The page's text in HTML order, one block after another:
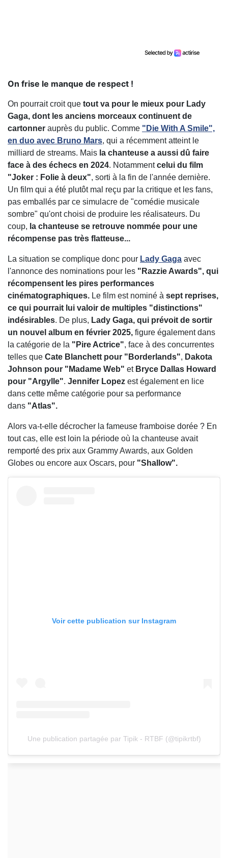
On frise le manque de respect !
On pourrait croit que tout va pour le mieux pour Lady
Gaga, dont les anciens morceaux continuent de
cartonner auprès du public. Comme "Die With A Smile",
en duo avec Bruno Mars, qui a récemment atteint le
milliard de streams. Mais la chanteuse a aussi dû faire
face à des échecs en 2024. Notammentcelui du film
"Joker : Folie à deux", sorti à la fin de l'année dernière.
Un film qui a été plutôt mal reçu par la critique et les fans,
pas emballés par ce simulacre de "comédie musicale
sombre" qu'ont choisi de produire les réalisateurs. Du
coup, la chanteuse se retrouve nommée pour une
récompense pas très flatteuse...
La situation se complique donc pour Lady Gaga avec
l'annonce des nominations pour les "Razzie Awards", qui
récompensent les pires performances
cinématographiques. Le film est nominé à sept reprises,
ce qui pourrait lui valoir de multiples "distinctions"
indésirables. De plus, Lady Gaga, qui prévoit de sortir
un nouvel album en février 2025, figure également dans
la catégorie de la "Pire Actrice", face à des concurrentes
telles que Cate Blanchett pour "Borderlands", Dakota
Johnson pour "Madame Web" et Bryce Dallas Howard
pour "Argylle". Jennifer Lopez est également en lice
dans cette même catégorie pour sa performance
dans "Atlas".
Alors va-t-elle décrocher la fameuse framboise dorée ? En
tout cas, elle est loin la période où la chanteuse avait
remporté des prix aux Grammy Awards, aux Golden
Globes ou encore aux Oscars, pour "Shallow".
Voir cette publication sur Instagram
Une publication partagée par Tipik - RTBF (@tipikrtbf)